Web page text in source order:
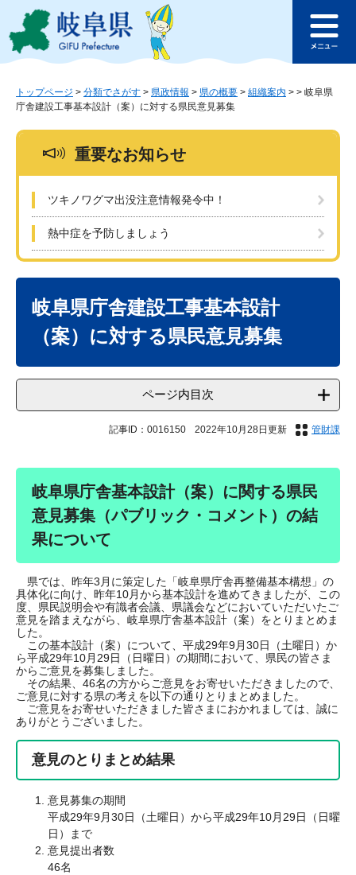
ジ
ュ
このページの本文へ
ュ
トップページ > 分類でさがす > 県政情報 > 県の概要 > 組織案内 > > 岐阜県
庁舎建設工事基本設計（案）に対する県民意見募集
重要なお知らせ
ツキノワグマ出没注意情報発令中！
熱中症を予防しましょう
岐阜県庁舎建設工事基本設計
（案）に対する県民意見募集
ページ内目次
記事ID：0016150 2022年10月28日更新 管財課
岐阜県庁舎基本設計（案）に関する県民
意見募集（パブリック・コメント）の結
果について
県では、昨年3月に策定した「岐阜県庁舎再整備基本構想」の
具体化に向け、昨年10月から基本設計を進めてきましたが、この
度、県民説明会や有識者会議、県議会などにおいていただいたご
意見を踏まえながら、岐阜県庁舎基本設計（案）をとりまとめま
した。
この基本設計（案）について、平成29年9月30日（土曜日）か
ら平成29年10月29日（日曜日）の期間において、県民の皆さま
からご意見を募集しました。
その結果、46名の方からご意見をお寄せいただきましたので、
ご意見に対する県の考えを以下の通りとりまとめました。
ご意見をお寄せいただきました皆さまにおかれましては、誠に
ありがとうございました。
意見のとりまとめ結果
意見募集の期間
平成29年9月30日（土曜日）から平成29年10月29日（日曜
日）まで
意見提出者数
46名